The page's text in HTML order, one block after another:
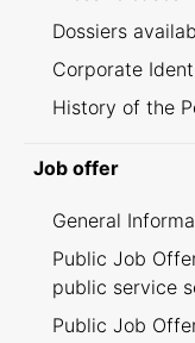
Dossiers
Corporate
History of the
Job offer
General
Public Job
public service
Public Job